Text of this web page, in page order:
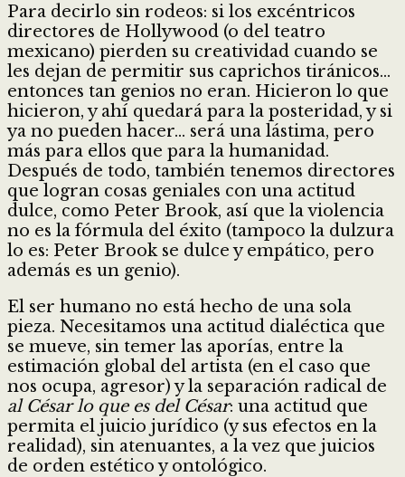
Para decirlo sin rodeos: si los excéntricos
directores de Hollywood (o del teatro
mexicano) pierden su creatividad cuando se
les dejan de permitir sus caprichos tiránicos…
entonces tan genios no eran. Hicieron lo que
hicieron, y ahí quedará para la posteridad, y si
ya no pueden hacer… será una lástima, pero
más para ellos que para la humanidad.
Después de todo, también tenemos directores
que logran cosas geniales con una actitud
dulce, como Peter Brook, así que la violencia
no es la fórmula del éxito (tampoco la dulzura
lo es: Peter Brook se dulce y empático, pero
además es un genio).
El ser humano no está hecho de una sola
pieza. Necesitamos una actitud dialéctica que
se mueve, sin temer las aporías, entre la
estimación global del artista (en el caso que
nos ocupa, agresor) y la separación radical de
al César lo que es del César: una actitud que
permita el juicio jurídico (y sus efectos en la
realidad), sin atenuantes, a la vez que juicios
de orden estético y ontológico.